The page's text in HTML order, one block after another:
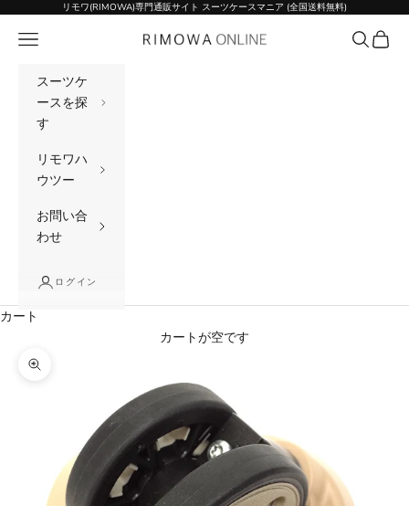
コンテンツへスキップリモワ(RIMOWA)専門通販サイト スーツケースマニア (全国送料無料)
リモワ(RIMOWA)専門通販サイト スーツケー
メニュー 検索カート
スーツケ
ースを探
す
リモワハ
ウツー
お問い合
わせ
ログイン
カート
カートが空です
ズームイン